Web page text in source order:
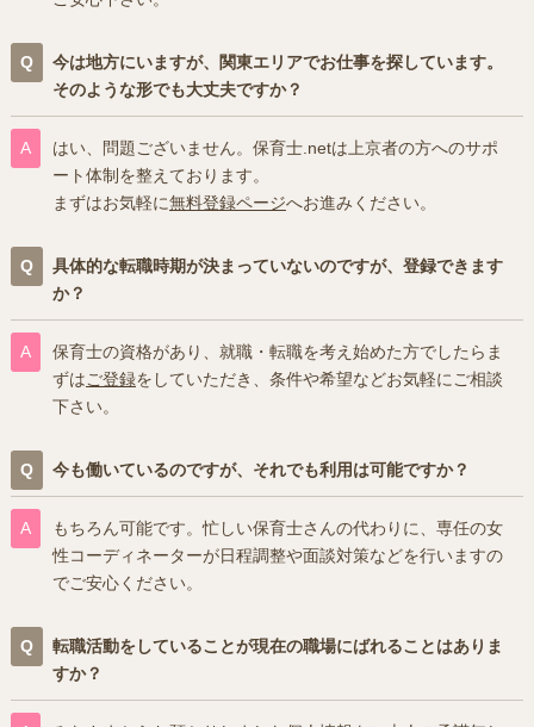
今は地方にいますが、関東エリアでお仕事を探しています。
そのような形でも大丈夫ですか？
はい、問題ございません。保育士.netは上京者の方へのサポ
ート体制を整えております。
まずはお気軽に無料登録ページへお進みください。
具体的な転職時期が決まっていないのですが、登録できます
か？
保育士の資格があり、就職・転職を考え始めた方でしたらま
ずはご登録をしていただき、条件や希望などお気軽にご相談
下さい。
今も働いているのですが、それでも利用は可能ですか？
もちろん可能です。忙しい保育士さんの代わりに、専任の女
性コーディネーターが日程調整や面談対策などを行いますの
でご安心ください。
転職活動をしていることが現在の職場にばれることはありま
すか？